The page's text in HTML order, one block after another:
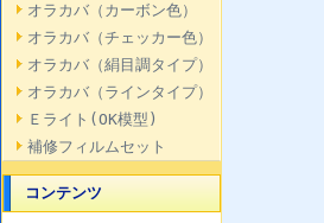
オラカバ（カーボン色）
オラカバ（チェッカー色）
オラカバ（絹目調タイプ）
オラカバ（ラインタイプ）
Ｅライト(OK模型)
補修フィルムセット
コンテンツ